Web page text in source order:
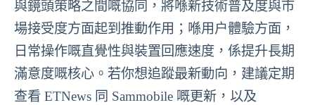
與鏡頭策略之間嘅協同，將喺新技術普及度與市
場接受度方面起到推動作用；喺用户體驗方面，
日常操作嘅直覺性與裝置回應速度，係提升長期
滿意度嘅核心。若你想追蹤最新動向，建議定期
查看 ETNews 同 Sammobile 嘅更新，以及